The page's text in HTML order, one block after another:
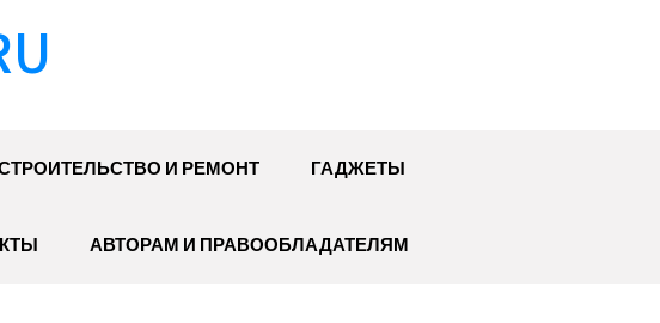
И РЕМОНТ ГАДЖЕТЫ
АВТОРАМ И ПРАВООБЛАДАТЕЛЯМ